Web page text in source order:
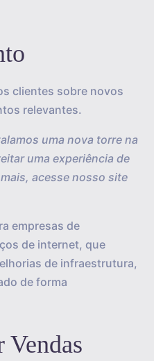
clientes sobre novos
relevantes.
uma nova torre na
uma experiência de
acesse nosso site
empresas de
de internet, que
de infraestrutura,
de forma